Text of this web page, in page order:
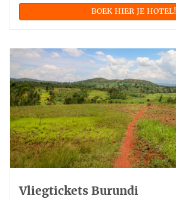
BOEK HIER JE HOTEL!
Vliegtickets Burundi